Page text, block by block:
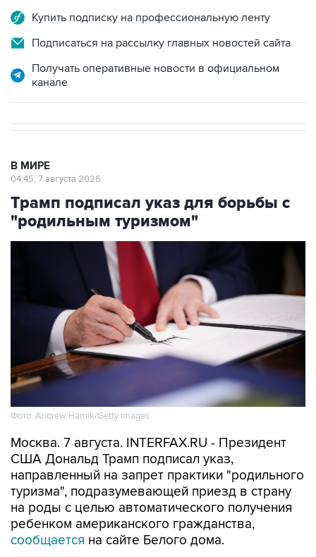
Купить подписку на профессиональную ленту
Подписаться на рассылку главных новостей сайта
Получать оперативные новости в официальном
канале
В МИРЕ
04:45, 7 августа 2026
Трамп подписал указ для борьбы с
"родильным туризмом"
Фото: Andrew Harnik/Getty Images
Москва. 7 августа. INTERFAX.RU - Президент
США Дональд Трамп подписал указ,
направленный на запрет практики "родильного
туризма", подразумевающей приезд в страну
на роды с целью автоматического получения
ребенком американского гражданства,
сообщается на сайте Белого дома.